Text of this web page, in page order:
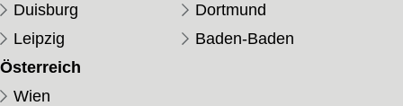
Duisburg
Dortmund
Leipzig
Baden-Baden
Österreich
Wien